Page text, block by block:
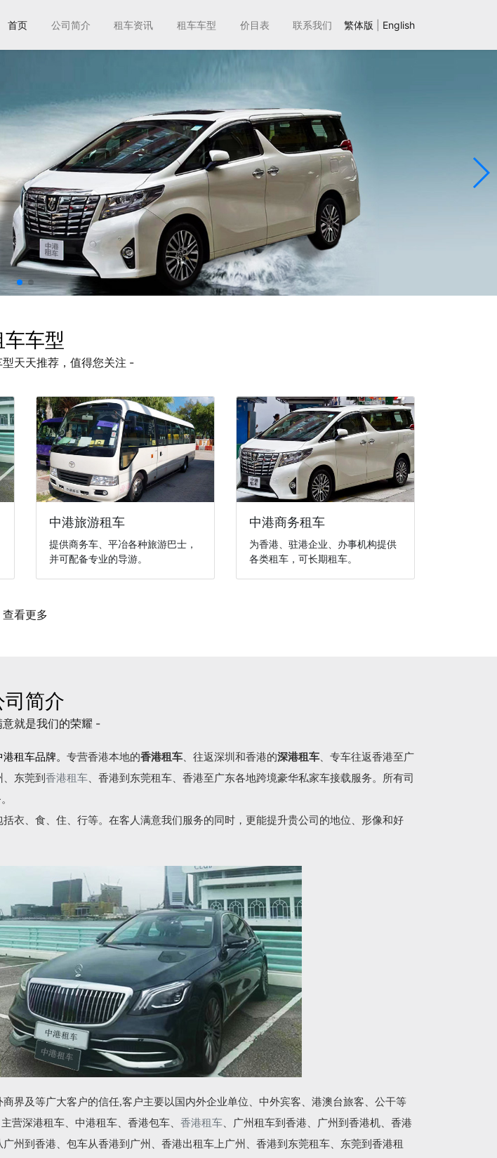
首页 公司简介 租车资讯 租车车型 价目表 联系我们 繁体版 English
车车型
天天推荐，值得您关注 -
中港旅游租车
提供商务车、平冶各种旅游巴士，
并可配备专业的导游。
中港商务租车
为香港、驻港企业、办事机构提供
各类租车，可长期租车。
查看更多
司简介
就是我们的荣耀 -
租车品牌。 专营香港本地的香港租车 、往返深圳和香港的深港租车 、专车往返香港至广
、东莞到 香港租车 、香港到东莞租车、香港至广东各地跨境豪华私家车接载服务。所有司
衣、食、住、行等。在客人满意我们服务的同时，更能提升贵公司的地位、形像和好
界及等广大客户的信任,客户主要以国内外企业单位、中外宾客、港澳台旅客、公干等
营深港租车、中港租车、香港包车、 香港租车 、广州租车到香港、广州到香港机、香港
州到香港、包车从香港到广州、香港出租车上广州、香港到东莞租车、东莞到香港租